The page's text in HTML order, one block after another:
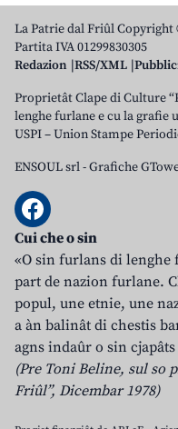
La Patrie dal Friûl
Partita IVA 01299830305
Redazion RSS/XML
Proprietât Clape di Culture
lenghe furlane e cu la grafie
USPI – Union Stampe
ENSOUL srl-Grafiche
Cui che o sin
«O sin furlans di lenghe
part de nazion furlane.
popul, une etnie, une
a àn balinât di chestis
agns indaûr o sin
(Pre Toni Beline, sul so
Friûl”, Dicembar 1978)